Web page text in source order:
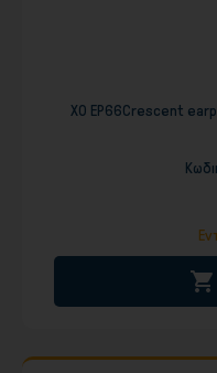
XO EP66Crescent
